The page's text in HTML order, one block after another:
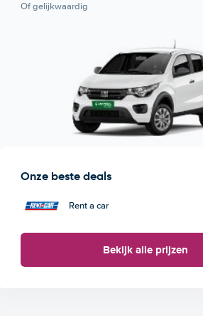
Of gelijkwaardig
Onze beste deals
Rent a car
Bekijk alle prijzen